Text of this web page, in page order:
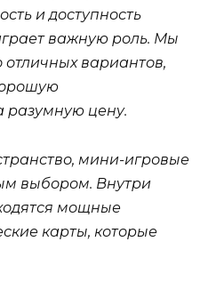
и доступность
важную роль. Мы
вариантов,
разумную цену.
мини-игровые
выбором. Внутри
мощные
карты, которые